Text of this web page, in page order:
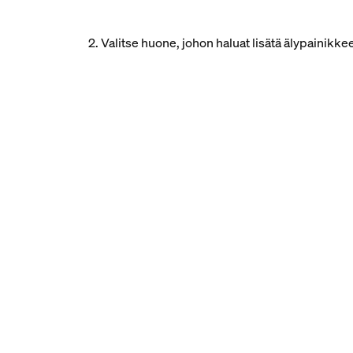
2. Valitse huone, johon haluat lisätä